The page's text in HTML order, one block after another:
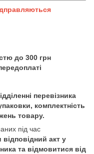
до 300 грн
перевізника
комплектність
товару.
під час
відповідний акт у
та відмовитися від